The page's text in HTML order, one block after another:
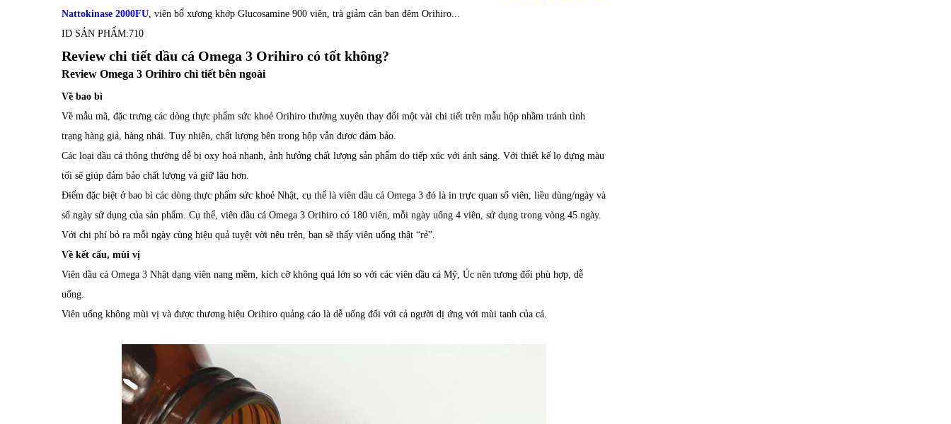
Nattokinase 2000FU , viên bổ xương khớp Glucosamine 900 viên, trà giảm cân ban đêm Orihiro...
ID SẢN PHẨM:710
Review chi tiết dầu cá Omega 3 Orihiro có tốt không?
Review Omega 3 Orihiro chi tiết bên ngoài
Về bao bì
Về mẫu mã, đặc trưng các dòng thực phẩm sức khoẻ Orihiro thường xuyên thay đổi một vài chi tiết trên mẫu hộp nhầm tránh tình
trạng hàng giả, hàng nhái. Tuy nhiên, chất lượng bên trong hộp vẫn được đảm bảo.
Các loại dầu cá thông thường dễ bị oxy hoá nhanh, ảnh hưởng chất lượng sản phẩm do tiếp xúc với ánh sáng. Với thiết kế lọ đựng màu
tối sẽ giúp đảm bảo chất lượng và giữ lâu hơn.
Điểm đặc biệt ở bao bì các dòng thực phẩm sức khoẻ Nhật, cụ thể là viên dầu cá Omega 3 đó là in trực quan số viên, liều dùng/ngày và
số ngày sử dụng của sản phẩm. Cụ thể, viên dầu cá Omega 3 Orihiro có 180 viên, mỗi ngày uống 4 viên, sử dụng trong vòng 45 ngày.
Với chi phí bỏ ra mỗi ngày cùng hiệu quả tuyệt vời nêu trên, bạn sẽ thấy viên uống thật “rẻ”.
Về kết cấu, mùi vị
Viên dầu cá Omega 3 Nhật dạng viên nang mềm, kích cỡ không quá lớn so với các viên dầu cá Mỹ, Úc nên tương đối phù hợp, dễ
uống.
Viên uống không mùi vị và được thương hiệu Orihiro quảng cáo là dễ uống đối với cả người dị ứng với mùi tanh của cá.